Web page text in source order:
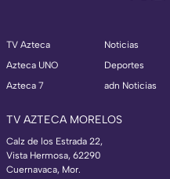
TV Azteca
Azteca UNO
Azteca 7
Noticias
Deportes
adn Noticias
TV AZTECA MORELOS
Calz de los Estrada 22,
Vista Hermosa, 62290
Cuernavaca, Mor.